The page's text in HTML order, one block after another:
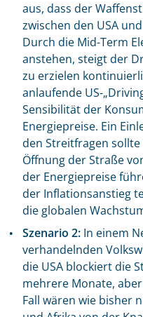
aus, dass der
zwischen den USA
Durch die Mid-Term
anstehen, steigt der
zu erzielen
anlaufende US-
Sensibilität der
Energiepreise. Ein
den Streitfragen
Öffnung der Straße
der Energiepreise
der Inflationsanstieg
die globalen
Szenario 2: In einem
verhandelnden
die USA blockiert die
mehrere Monate,
Fall wären wie bisher